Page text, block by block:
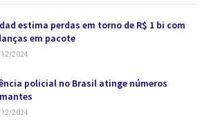
estima perdas em torno de R$ 1 bi com
em pacote
2024
policial no Brasil atinge números
2024